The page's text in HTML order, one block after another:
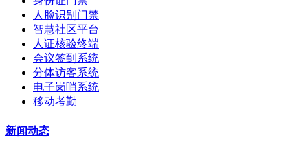
人脸识别门禁
智慧社区平台
人证核验终端
会议签到系统
分体访客系统
电子岗哨系统
移动考勤
新闻动态